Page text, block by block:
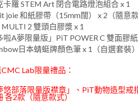
卡羅 STEM Art 閉合電路燈泡組合 x 1
joie 和紙膠帶（15mm闊） x 2（隨意款
2 雙頭白膠漿 x 1
啦A夢限量版」PiT POWER C 雙面膠
日本蜻蜓牌顏色筆 x 1（自選套裝）
Lab限量禮品：
悠部落限量版襟章」、PiT動物造型戒
各2款（隨意款式）